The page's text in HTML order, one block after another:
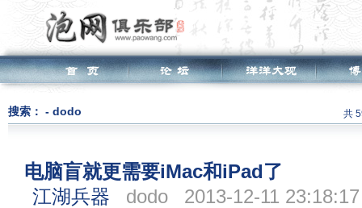
搜索： - dodo 共
电脑盲就更需要iMac和iPad了
江湖兵器
dodo 2013-12-11 23:18:17